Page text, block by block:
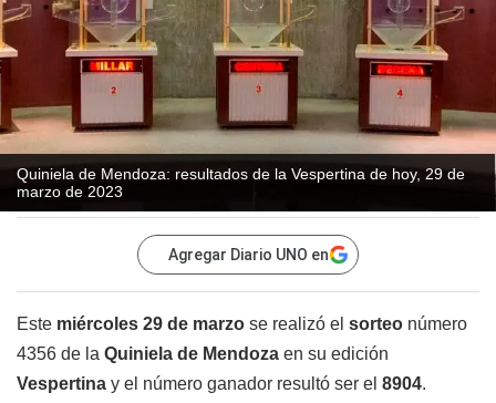
Quiniela de Mendoza: resultados de la Vespertina de hoy, 29 de
marzo de 2023
Agregar Diario UNO en
Este miércoles 29 de marzo se realizó el sorteo número
4356 de la Quiniela de Mendoza en su edición
Vespertina y el número ganador resultó ser el 8904.